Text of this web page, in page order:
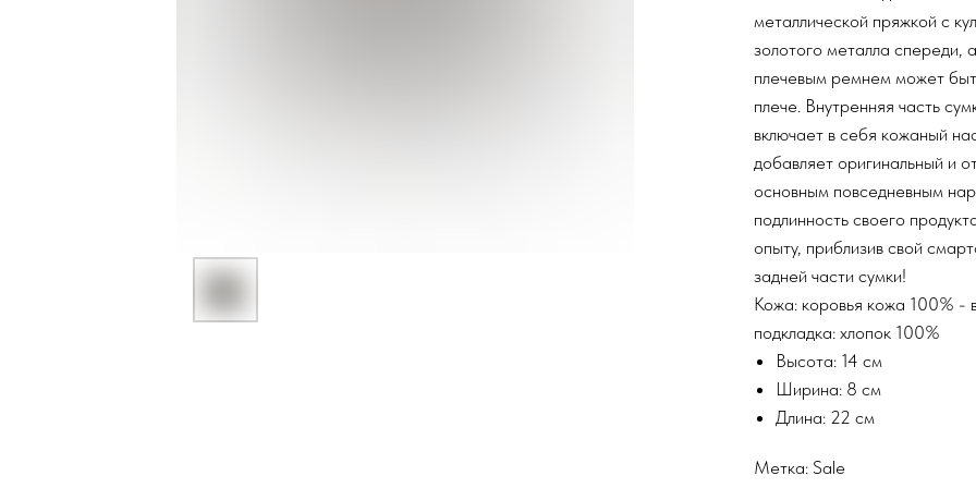
металлической пряжкой с
золотого металла спереди,
плечевым ремнем может
плече. Внутренняя часть
включает в себя кожаный
добавляет оригинальный и
основным повседневным
подлинность своего
опыту, приблизив свой
задней части сумки!
Кожа: коровья кожа 100% -
подкладка: хлопок 100%
Высота: 14 см
Ширина: 8 см
Длина: 22 см
Метка: Sale